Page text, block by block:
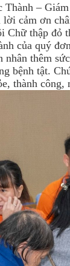
Thành –
cảm ơn
Chữ thập đỏ
của quý
nhân thêm
bệnh tật.
thành công,